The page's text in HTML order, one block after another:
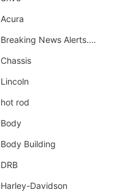
Acura
Breaking News Alerts.Otomotif News.Otomotif Review.Audi.
Chassis
Lincoln
hot rod
Body
Body Building
DRB
Harley-Davidson